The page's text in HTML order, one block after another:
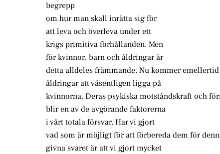
begrepp
om hur man skall inrätta sig för
att leva och överleva under ett
krigs primitiva förhållanden. Men
för kvinnor, barn och åldringar är
detta alldeles främmande. Nu kommer
åldringar att väsentligen ligga på
kvinnorna. Deras psykiska motståndskraft och
blir en av de avgörande faktorerna
i vårt totala försvar. Har vi gjort
vad som är möjligt för att förbereda dem för
givna svaret är att vi gjort mycket